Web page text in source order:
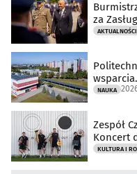
za
AKTUALNOŚCI
NAUKA
Zespół
Koncert